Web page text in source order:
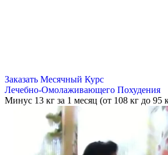
Заказать Месячный Курс
Лечебно-Омолаживающего Похудения
Минус 13 кг за 1 месяц (от 108 кг до 95